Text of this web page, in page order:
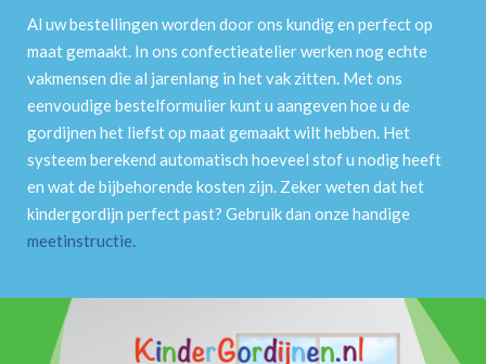
Al uw bestellingen worden door ons kundig en perfect op
maat gemaakt. In ons confectieatelier werken nog echte
vakmensen die al jarenlang in het vak zitten. Met ons
eenvoudige bestelformulier kunt u aangeven hoe u de
gordijnen het liefst op maat gemaakt wilt hebben. Het
systeem berekend automatisch hoeveel stof u nodig heeft
en wat de bijbehorende kosten zijn. Zeker weten dat het
kindergordijn perfect past? Gebruik dan onze handige
meetinstructie.